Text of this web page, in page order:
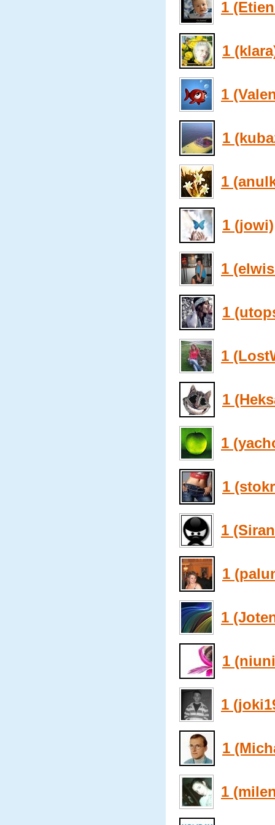
1
1
1
1
1
1 (jowi)
1
1
1
1
1
1
1
1
1
1
1
1
1